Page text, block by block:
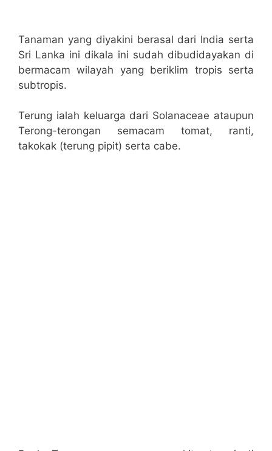
Tanaman yang diyakini berasal dari India serta
Sri Lanka ini dikala ini sudah dibudidayakan di
bermacam wilayah yang beriklim tropis serta
subtropis.
Terung ialah keluarga dari Solanaceae ataupun
Terong-terongan semacam tomat, ranti,
takokak (terung pipit) serta cabe.